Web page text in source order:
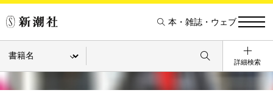
本・雑誌・ウェブ
詳細検索